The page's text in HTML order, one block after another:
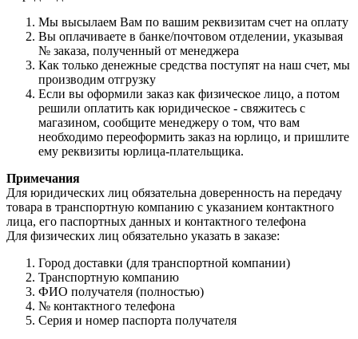
Мы высылаем Вам по вашим реквизитам счет на оплату
Вы оплачиваете в банке/почтовом отделении, указывая
№ заказа, полученный от менеджера
Как только денежные средства поступят на наш счет, мы
производим отгрузку
Если вы оформили заказ как физическое лицо, а потом
решили оплатить как юридическое - свяжитесь с
магазином, сообщите менеджеру о том, что вам
необходимо переоформить заказ на юрлицо, и пришлите
ему реквизиты юрлица-плательщика.
Примечания
Для юридических лиц обязательна доверенность на передачу
товара в транспортную компанию с указанием контактного
лица, его паспортных данных и контактного телефона
Для физических лиц обязательно указать в заказе:
Город доставки (для транспортной компании)
Транспортную компанию
ФИО получателя (полностью)
№ контактного телефона
Серия и номер паспорта получателя